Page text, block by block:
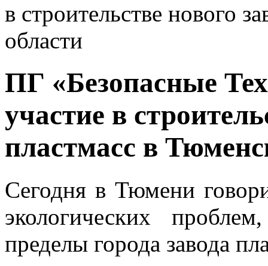
в строительстве нового
области
ПГ «Безопасные
участие в
пластмасс в
Сегодня в Тюмени
экологических
пределы города завода